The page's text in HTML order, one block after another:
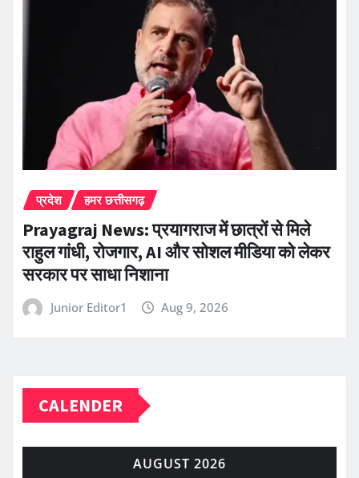
प्रदेश हमर छत्तीसगढ़
Prayagraj News: प्रयागराज में छात्रों से मिले
राहुल गांधी, रोजगार, AI और सोशल मीडिया को लेकर
सरकार पर साधा निशाना
Junior Editor1 Aug 9, 2026
CALENDER
AUGUST 2026